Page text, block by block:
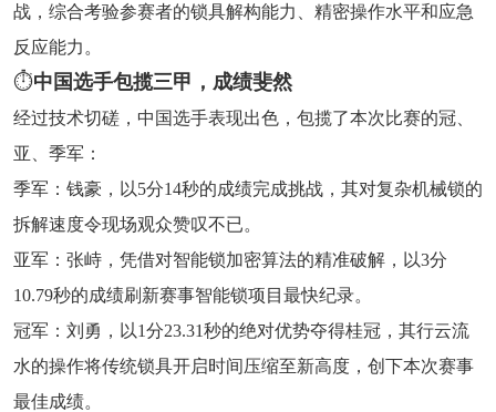
战，综合考验参赛者的锁具解构能力、精密操作水平和应急
反应能力。
⏱中国选手包揽三甲，成绩斐然
经过技术切磋，中国选手表现出色，包揽了本次比赛的冠、
亚、季军：
季军：钱豪，以5分14秒的成绩完成挑战，其对复杂机械锁的
拆解速度令现场观众赞叹不已。
亚军：张峙，凭借对智能锁加密算法的精准破解，以3分
10.79秒的成绩刷新赛事智能锁项目最快纪录。
冠军：刘勇，以1分23.31秒的绝对优势夺得桂冠，其行云流
水的操作将传统锁具开启时间压缩至新高度，创下本次赛事
最佳成绩。